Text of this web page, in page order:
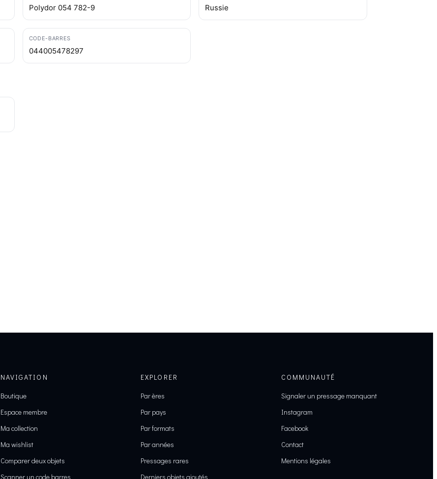
Polydor 054 782-9 Russie
CODE-BARRES
044005478297
NAVIGATION
Boutique
Espace membre
Ma collection
Ma wishlist
Comparer deux objets
Scanner un code barres
EXPLORER
Par ères
Par pays
Par formats
Par années
Pressages rares
Derniers objets ajoutés
COMMUNAUTÉ
Signaler un pressage manquant
Instagram
Facebook
Contact
Mentions légales